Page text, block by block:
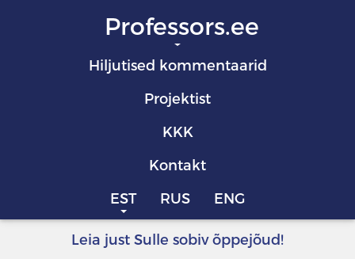
Professors.ee
Hiljutised kommentaarid
Projektist
KKK
Kontakt
EST
RUS ENG
Leia just Sulle sobiv õppejõud!